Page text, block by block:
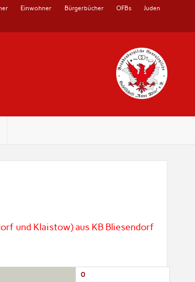
Einwohner Bürgerbücher OFBs Juden
und Klaistow) aus KB Bliesendorf
0